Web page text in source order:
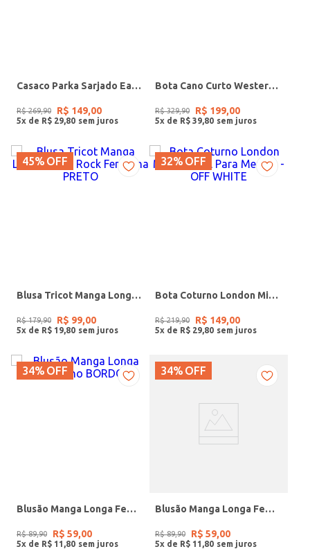
Casaco Parka Sarjado Eagle Rock Feminino BEGE
R$ 269,90 R$ 149,00
5x de R$ 29 80
Bota Cano Curto Western Ramarim Feminina PRETO
R$ 329,90 R$ 199,00
5x de R$ 39 80
45% OFF
Blusa Tricot Manga Longa Eagle Rock Feminina PRETO
R$ 179,90 R$ 99,00
5x de R$ 19 80
32% OFF
Bota Coturno London Mini Infantil Para Menina - OFF WHITE
R$ 219,90 R$ 149,00
5x de R$ 29 80
34% OFF
Blusão Manga Longa Feminino BORDO
R$ 89,90 R$ 59,00
5x de R$ 11 80
34% OFF
Blusão Manga Longa Feminino VERDE
R$ 89,90 R$ 59,00
5x de R$ 11 80